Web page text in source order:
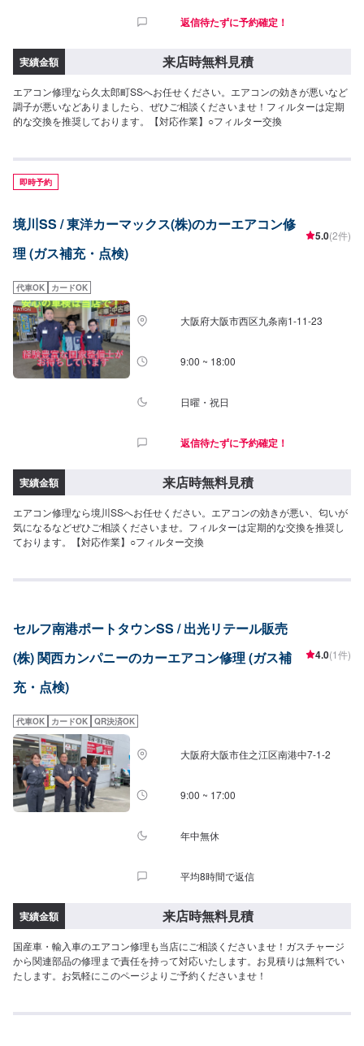
返信待たずに予約確定！
実績金額 来店時無料見積
エアコン修理なら久太郎町SSへお任せください。エアコンの効きが悪いなど
調子が悪いなどありましたら、ぜひご相談くださいませ！フィルターは定期
的な交換を推奨しております。【対応作業】○フィルター交換
即時予約
境川SS / 東洋カーマックス(株)のカーエアコン修
理 (ガス補充・点検)
5.0(2件)
代車OK カードOK
大阪府大阪市西区九条南1-11-23
9:00 ~ 18:00
日曜・祝日
返信待たずに予約確定！
実績金額 来店時無料見積
エアコン修理なら境川SSへお任せください。エアコンの効きが悪い、匂いが
気になるなどぜひご相談くださいませ。フィルターは定期的な交換を推奨し
ております。【対応作業】○フィルター交換
セルフ南港ポートタウンSS / 出光リテール販売
(株) 関西カンパニーのカーエアコン修理 (ガス補
充・点検)
4.0(1件)
代車OK カードOK QR決済OK
大阪府大阪市住之江区南港中7-1-2
9:00 ~ 17:00
年中無休
平均8時間で返信
実績金額 来店時無料見積
国産車・輸入車のエアコン修理も当店にご相談くださいませ！ガスチャージ
から関連部品の修理まで責任を持って対応いたします。お見積りは無料でい
たします。お気軽にこのページよりご予約くださいませ！